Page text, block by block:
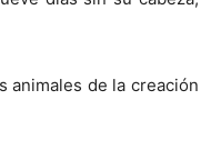
animales de la creación